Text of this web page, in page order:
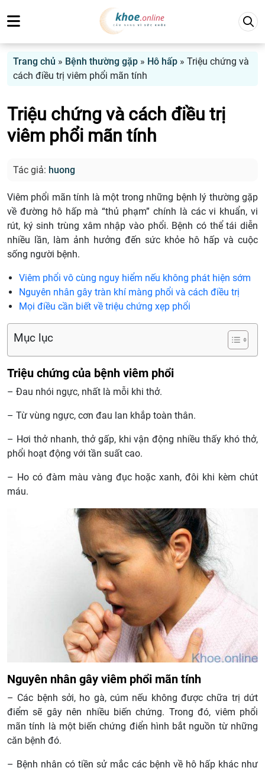
Trang chủ » Bệnh thường gặp » Hô hấp » Triệu chứng và
cách điều trị viêm phổi mãn tính
Triệu chứng và cách điều trị
viêm phổi mãn tính
Tác giả: huong
Viêm phổi mãn tính là một trong những bệnh lý thường gặp
về đường hô hấp mà “thủ phạm” chính là các vi khuẩn, vi
rút, ký sinh trùng xâm nhập vào phổi. Bệnh có thể tái diễn
nhiều lần, làm ảnh hưởng đến sức khỏe hô hấp và cuộc
sống người bệnh.
Viêm phổi vô cùng nguy hiểm nếu không phát hiện sớm
Nguyên nhân gây tràn khí màng phổi và cách điều trị
Mọi điều cần biết về triệu chứng xẹp phổi
Mục lục
Triệu chứng của bệnh viêm phổi
– Đau nhói ngực, nhất là mỗi khi thở.
– Từ vùng ngực, cơn đau lan khắp toàn thân.
– Hơi thở nhanh, thở gấp, khi vận động nhiều thấy khó thở,
phổi hoạt động với tần suất cao.
– Ho có đàm màu vàng đục hoặc xanh, đôi khi kèm chút
máu.
Nguyên nhân gây viêm phổi mãn tính
– Các bệnh sởi, ho gà, cúm nếu không được chữa trị dứt
điểm sẽ gây nên nhiều biến chứng. Trong đó, viêm phổi
mãn tính là một biến chứng điển hình bắt nguồn từ những
căn bệnh đó.
– Bệnh nhân có tiền sử mắc các bệnh về hô hấp khác như